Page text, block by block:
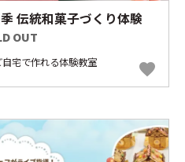
伝統和菓子づくり体験
OUT
宅で作れる体験教室 favorite